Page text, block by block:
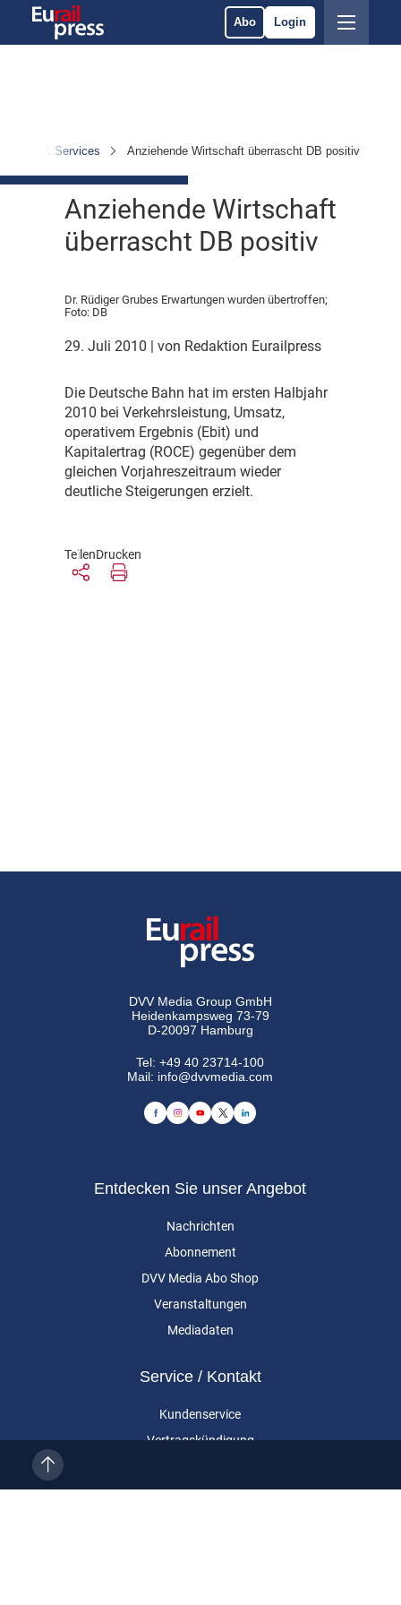
Abo Login
Betrieb & Services Anziehende Wirtschaft überrascht DB positiv
Anziehende Wirtschaft
überrascht DB positiv
Dr. Rüdiger Grubes Erwartungen wurden übertroffen;
Foto: DB
29. Juli 2010 | von Redaktion Eurailpress
Die Deutsche Bahn hat im ersten Halbjahr
2010 bei Verkehrsleistung, Umsatz,
operativem Ergebnis (Ebit) und
Kapitalertrag (ROCE) gegenüber dem
gleichen Vorjahreszeitraum wieder
deutliche Steigerungen erzielt.
TeilenDrucken
DVV Media Group GmbH
Heidenkampsweg 73-79
D-20097 Hamburg
Tel:+49 40 23714-100
Mail: info@dvvmedia.com
Entdecken Sie unser Angebot
Nachrichten
Abonnement
DVV Media Abo Shop
Veranstaltungen
Mediadaten
Service / Kontakt
Kundenservice
Vertragskündigung
Über uns